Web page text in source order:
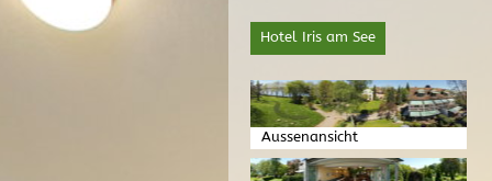
Hotel Iris am See
Aussenansicht